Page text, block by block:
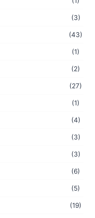
(3)
(43)
(1)
(2)
(27)
(1)
(4)
(3)
(3)
(6)
(5)
(19)